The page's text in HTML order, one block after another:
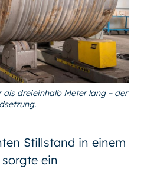
als dreieinhalb Meter lang – der
Stillstand in einem
ein